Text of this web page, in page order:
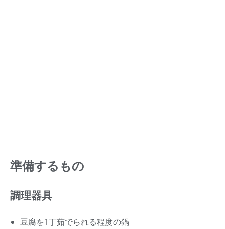
準備するもの
調理器具
豆腐を1丁茹でられる程度の鍋